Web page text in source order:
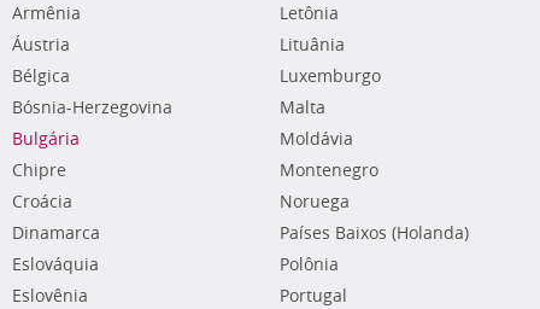
Armênia
Áustria
Bélgica
Bósnia-Herzegovina
Bulgária
Chipre
Croácia
Dinamarca
Eslováquia
Eslovênia
Letônia
Lituânia
Luxemburgo
Malta
Moldávia
Montenegro
Noruega
Países Baixos (Holanda)
Polônia
Portugal